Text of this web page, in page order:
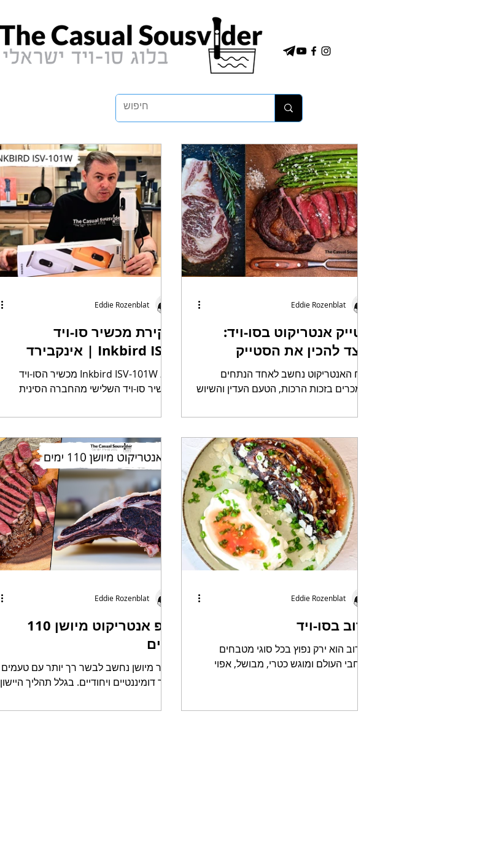
סקירת מכשיר סו-ויד
אינקבירד | Inkbird ISV-
101W
מכשיר הסו-ויד Inkbird ISV-101W הוא
מכשיר סו-ויד השלישי מהחברה הסינית
Eddie Rozenblat
סטייק אנטריקוט בסו-ויד:
כיצד להכין את הסטייק
המושלם בשיטת הסו-ויד
נתח האנטריקוט נחשב לאחד הנתחים
הנמכרים בזכות הרכות, הטעם העדין והשיוש
Eddie Rozenblat
ריפ אנטריקוט מיושן 110
ימים
בשר מיושן נחשב לבשר רך יותר עם טעמים
יותר דומיננטיים ויחודיים. בגלל תהליך היישון
Eddie Rozenblat
כרוב בסו-ויד
הכרוב הוא ירק נפוץ בכל סוגי מטבחים
ברחבי העולם ומוגש כטרי, מבושל, אפוי
Eddie Rozenblat